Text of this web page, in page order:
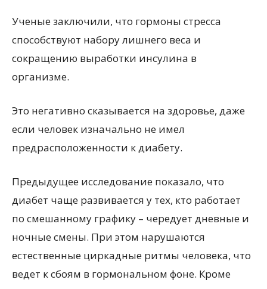
Ученые заключили, что гормоны стресса
способствуют набору лишнего веса и
сокращению выработки инсулина в
организме.
Это негативно сказывается на здоровье, даже
если человек изначально не имел
предрасположенности к диабету.
Предыдущее исследование показало, что
диабет чаще развивается у тех, кто работает
по смешанному графику – чередует дневные и
ночные смены. При этом нарушаются
естественные циркадные ритмы человека, что
ведет к сбоям в гормональном фоне. Кроме